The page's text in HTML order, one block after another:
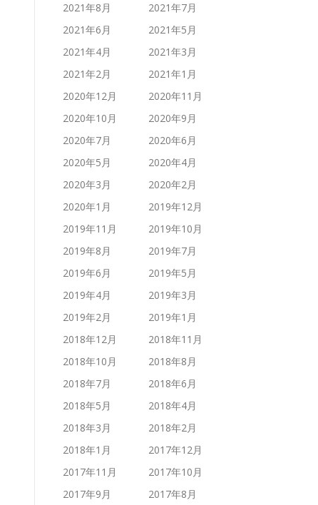
2021年8月
2021年7月
2021年6月
2021年5月
2021年4月
2021年3月
2021年2月
2021年1月
2020年12月
2020年11月
2020年10月
2020年9月
2020年7月
2020年6月
2020年5月
2020年4月
2020年3月
2020年2月
2020年1月
2019年12月
2019年11月
2019年10月
2019年8月
2019年7月
2019年6月
2019年5月
2019年4月
2019年3月
2019年2月
2019年1月
2018年12月
2018年11月
2018年10月
2018年8月
2018年7月
2018年6月
2018年5月
2018年4月
2018年3月
2018年2月
2018年1月
2017年12月
2017年11月
2017年10月
2017年9月
2017年8月